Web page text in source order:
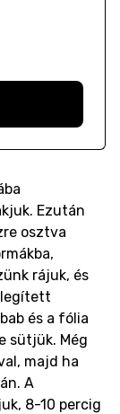
Ezután
osztva
rájuk, és
és a fólia
sütjük. Még
majd ha
A
8-10 percig